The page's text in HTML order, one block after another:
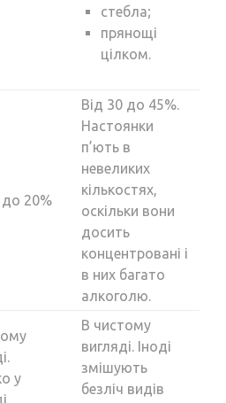
стебла;
прянощі
цілком.
до 20%
Від 30 до 45%.
Настоянки
п’ють в
невеликих
кількостях,
оскільки вони
досить
концентровані і
в них багато
алкоголю.
у
В чистому
вигляді. Іноді
змішують
безліч видів